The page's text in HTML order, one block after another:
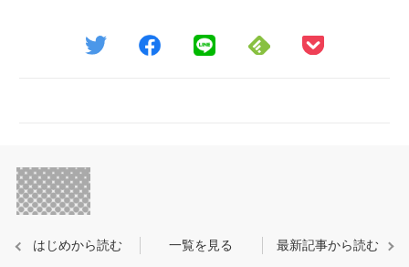
はじめから読む 一覧を見る 最新記事から読む